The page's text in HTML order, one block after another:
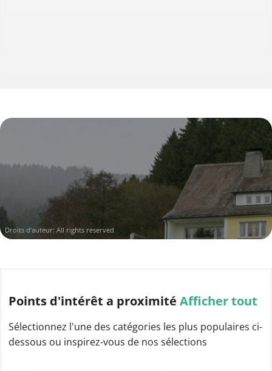
Droits d'auteur: All rights reserved
Points d'intérêt a proximité Afficher tout
Sélectionnez l'une des catégories les plus populaires ci-
dessous ou inspirez-vous de nos sélections